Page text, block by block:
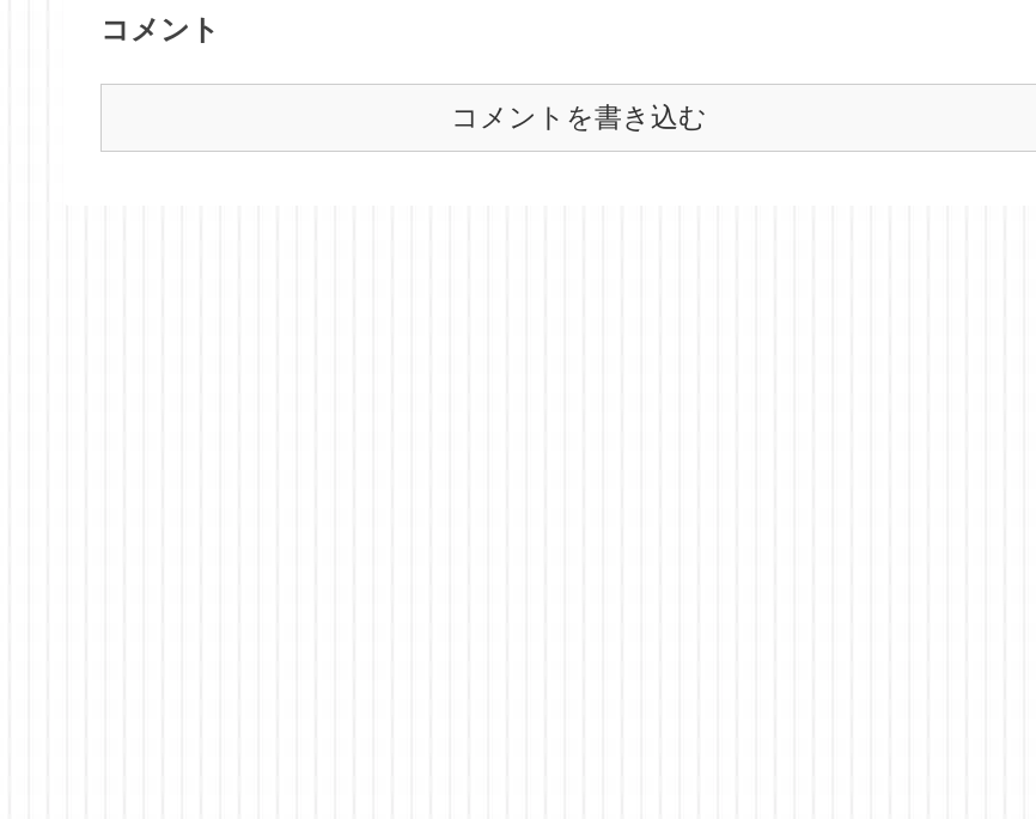
コメント
コメントを書き込む